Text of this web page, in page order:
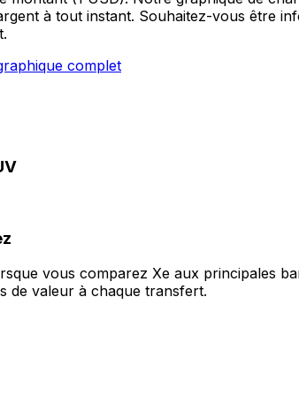
à tout instant. Souhaitez-vous être
complet
vous comparez Xe aux principales
de valeur à chaque transfert.